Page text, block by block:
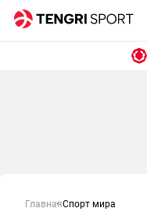
ГлавнаяСпорт мира